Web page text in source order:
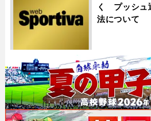
く プッシュ
法について